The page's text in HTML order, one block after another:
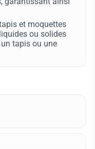
et moquettes
ou solides
tapis ou une